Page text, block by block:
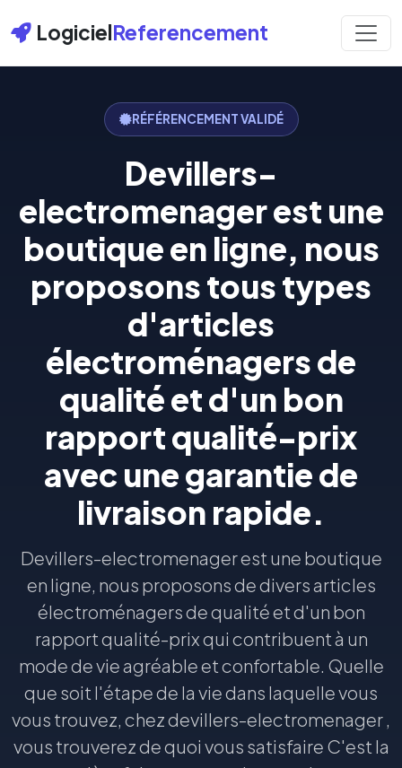
LogicielReferencement
RÉFÉRENCEMENT VALIDÉ
Devillers-
electromenager est une
boutique en ligne, nous
proposons tous types
d'articles
électroménagers de
qualité et d'un bon
rapport qualité-prix
avec une garantie de
livraison rapide.
Devillers-electromenager est une boutique
en ligne, nous proposons de divers articles
électroménagers de qualité et d'un bon
rapport qualité-prix qui contribuent à un
mode de vie agréable et confortable. Quelle
que soit l'étape de la vie dans laquelle vous
vous trouvez, chez devillers-electromenager ,
vous trouverez de quoi vous satisfaire C'est la